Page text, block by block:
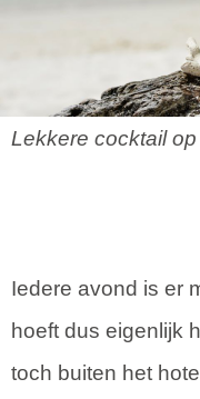
Lekkere cocktail
Iedere avond is er
hoeft dus eigenlijk
toch buiten het